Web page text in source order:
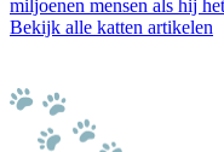
miljoenen mensen als hij
Bekijk alle katten artikelen